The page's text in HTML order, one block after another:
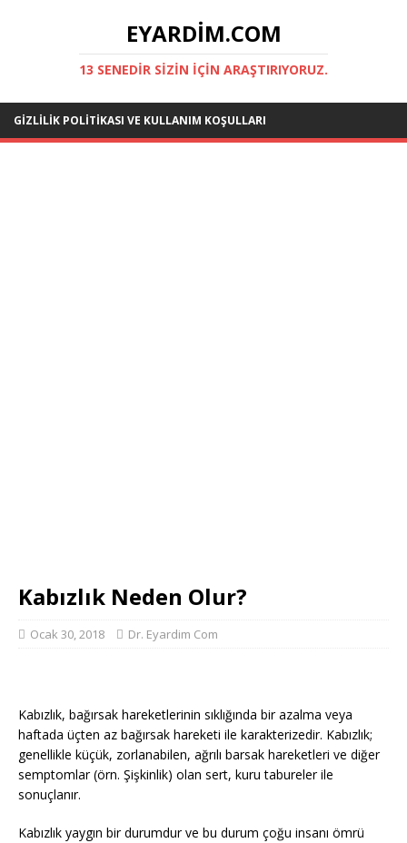
EYARDIM.COM
13 SENEDIR SIZIN IÇIN ARAŞTIRIYORUZ.
GIZLILIK POLITIKASI VE KULLANIM KOŞULLARI
Kabızlık Neden Olur?
Ocak 30, 2018 Dr. Eyardim Com
Kabızlık, bağırsak hareketlerinin sıklığında bir azalma veya
haftada üçten az bağırsak hareketi ile karakterizedir. Kabızlık;
genellikle küçük, zorlanabilen, ağrılı barsak hareketleri ve diğer
semptomlar (örn. Şişkinlik) olan sert, kuru tabureler ile
sonuçlanır.
Kabızlık yaygın bir durumdur ve bu durum çoğu insanı ömrü